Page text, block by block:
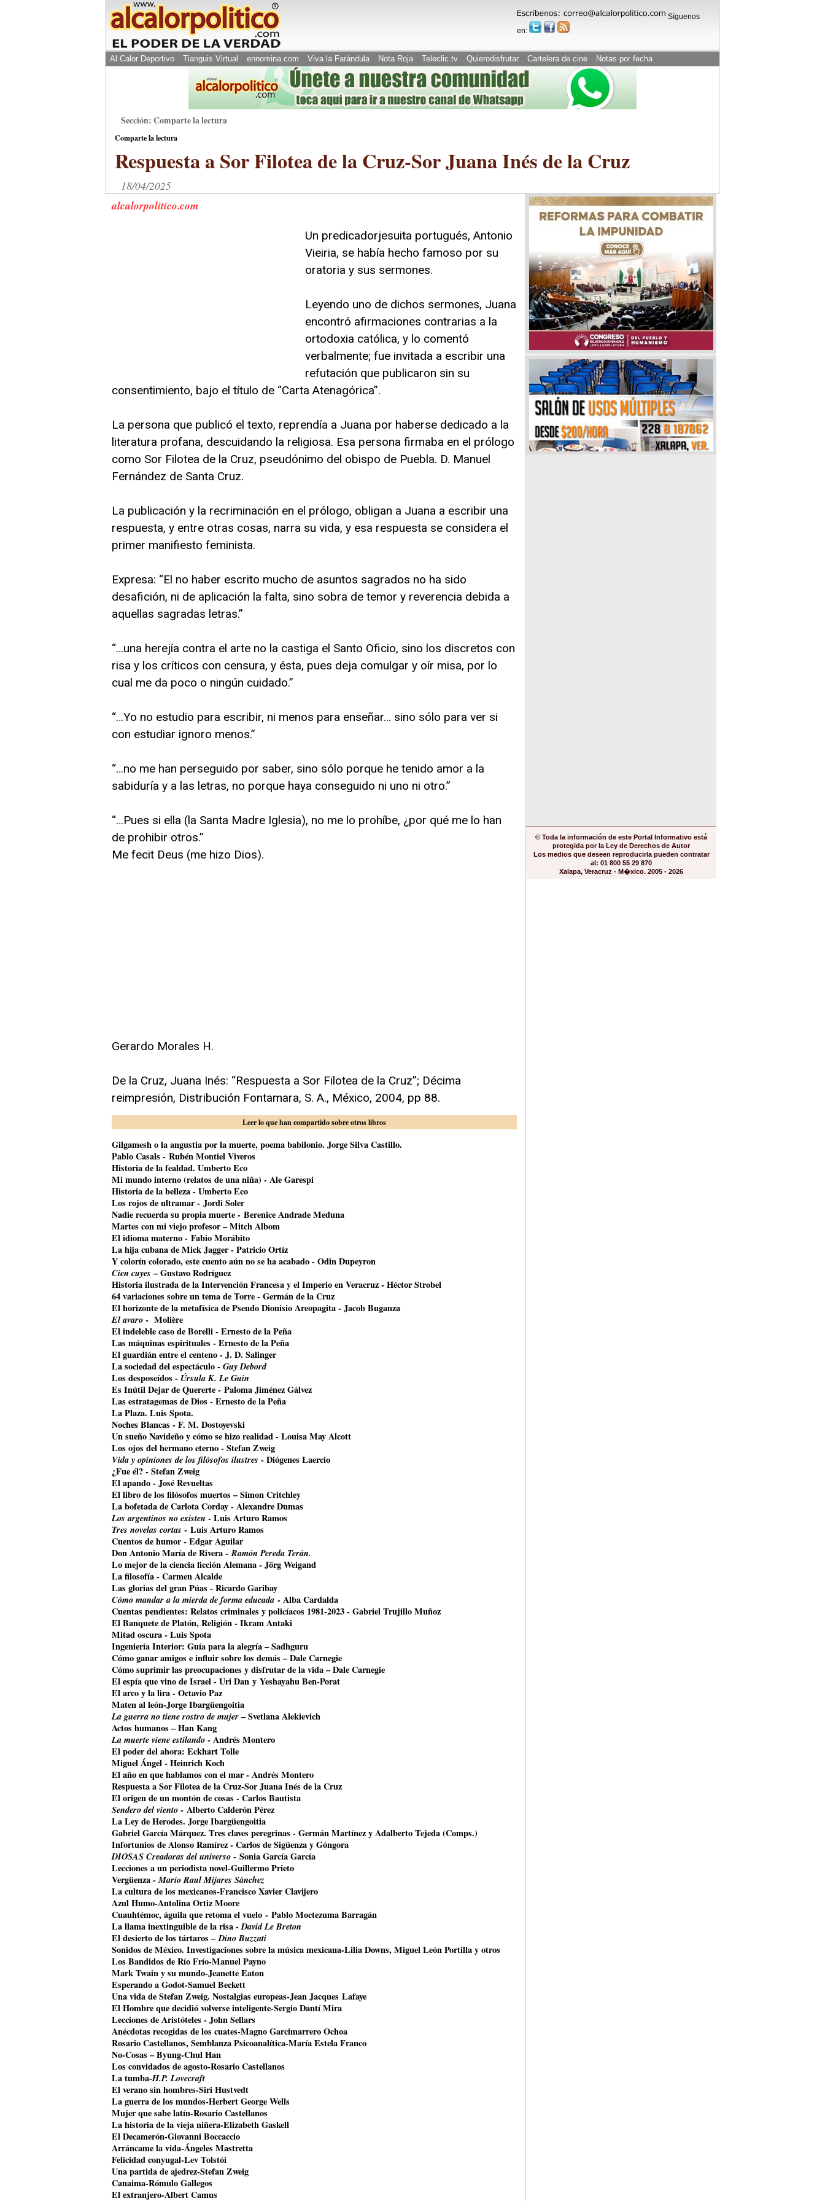
Síguenos
en:
Al Calor Deportivo Tianguis Virtual ennomina.com Viva la Farándula Nota Roja Teleclic.tv Quierodisfrutar Cartelera de cine Notas por fecha
Sección: Comparte la lectura
Comparte la lectura
Respuesta a Sor Filotea de la Cruz-Sor Juana Inés de la Cruz
18/04/2025
alcalorpolitico.com
Un predicadorjesuita portugués, Antonio
Vieiria, se había hecho famoso por su
oratoria y sus sermones.
Leyendo uno de dichos sermones, Juana
encontró afirmaciones contrarias a la
ortodoxia católica, y lo comentó
verbalmente; fue invitada a escribir una
refutación que publicaron sin su
consentimiento, bajo el título de “Carta Atenagórica”.
La persona que publicó el texto, reprendía a Juana por haberse dedicado a la
literatura profana, descuidando la religiosa. Esa persona firmaba en el prólogo
como Sor Filotea de la Cruz, pseudónimo del obispo de Puebla. D. Manuel
Fernández de Santa Cruz.
La publicación y la recriminación en el prólogo, obligan a Juana a escribir una
respuesta, y entre otras cosas, narra su vida, y esa respuesta se considera el
primer manifiesto feminista.
Expresa: “El no haber escrito mucho de asuntos sagrados no ha sido
desafición, ni de aplicación la falta, sino sobra de temor y reverencia debida a
aquellas sagradas letras.”
“…una herejía contra el arte no la castiga el Santo Oficio, sino los discretos con
risa y los críticos con censura, y ésta, pues deja comulgar y oír misa, por lo
cual me da poco o ningún cuidado.”
“…Yo no estudio para escribir, ni menos para enseñar… sino sólo para ver si
con estudiar ignoro menos.”
“…no me han perseguido por saber, sino sólo porque he tenido amor a la
sabiduría y a las letras, no porque haya conseguido ni uno ni otro.”
“…Pues si ella (la Santa Madre Iglesia), no me lo prohíbe, ¿por qué me lo han
de prohibir otros.”
Me fecit Deus (me hizo Dios).
Gerardo Morales H.
De la Cruz, Juana Inés: “Respuesta a Sor Filotea de la Cruz”; Décima
reimpresión, Distribución Fontamara, S. A., México, 2004, pp 88.
Leer lo que han compartido sobre otros libros
Gilgamesh o la angustia por la muerte, poema babilonio. Jorge Silva Castillo.
Pablo Casals - Rubén Montiel Viveros
Historia de la fealdad. Umberto Eco
Mi mundo interno (relatos de una niña) - Ale Garespi
Historia de la belleza - Umberto Eco
Los rojos de ultramar - Jordi Soler
Nadie recuerda su propia muerte - Berenice Andrade Meduna
Martes con mi viejo profesor – Mitch Albom
El idioma materno - Fabio Morábito
La hija cubana de Mick Jagger- Patricio Ortíz
Y colorín colorado, este cuento aún no se ha acabado - Odin Dupeyron
Cien cuyes – Gustavo Rodríguez
Historia ilustrada de la Intervención Francesa y el Imperio en Veracruz - Héctor Strobel
64 variaciones sobre un tema de Torre - Germán de la Cruz
El horizonte de la metafísica de Pseudo Dionisio Areopagita - Jacob Buganza
El avaro- Molière
El indeleble caso de Borelli - Ernesto de la Peña
Las máquinas espirituales - Ernesto de la Peña
El guardián entre el centeno - J. D. Salinger
La sociedad del espectáculo -Guy Debord
Los desposeídos - Úrsula K. Le Guin
Es Inútil Dejar de Quererte - Paloma Jiménez Gálvez
Las estratagemas de Dios - Ernesto de la Peña
La Plaza. Luis Spota.
Noches Blancas - F. M. Dostoyevski
Un sueño Navideño y cómo se hizo realidad - Louisa May Alcott
Los ojos del hermano eterno - Stefan Zweig
Vida y opiniones de los filósofos ilustres - Diógenes Laercio
¿Fue él? - Stefan Zweig
El apando - José Revueltas
El libro de los filósofos muertos – Simon Critchley
La bofetada de Carlota Corday - Alexandre Dumas
Los argentinos no existen - Luis Arturo Ramos
Tres novelas cortas - Luis Arturo Ramos
Cuentos de humor - Edgar Aguilar
Don Antonio María de Rivera -Ramón Pereda Terán.
Lo mejor de la ciencia ficción Alemana - Jörg Weigand
La filosofía - Carmen Alcalde
Las glorias del gran Púas - Ricardo Garibay
Cómo mandar a la mierda de forma educada - Alba Cardalda
Cuentas pendientes: Relatos criminales y policíacos 1981-2023 - Gabriel Trujillo Muñoz
El Banquete de Platón, Religión - Ikram Antaki
Mitad oscura - Luis Spota
Ingeniería Interior: Guía para la alegría – Sadhguru
Cómo ganar amigos e influir sobre los demás – Dale Carnegie
Cómo suprimir las preocupaciones y disfrutar de la vida – Dale Carnegie
El espía que vino de Israel - Uri Dan y Yeshayahu Ben-Porat
El arco y la lira - Octavio Paz
Maten al león-Jorge Ibargüengoitia
La guerra no tiene rostro de mujer– Svetlana Alekievich
Actos humanos – Han Kang
La muerte viene estilando- Andrés Montero
El poder del ahora: Eckhart Tolle
Miguel Ángel - Heinrich Koch
El año en que hablamos con el mar - Andrés Montero
Respuesta a Sor Filotea de la Cruz-Sor Juana Inés de la Cruz
El origen de un montón de cosas - Carlos Bautista
Sendero del viento- Alberto Calderón Pérez
La Ley de Herodes. Jorge Ibargüengoitia
Gabriel García Márquez. Tres claves peregrinas - Germán Martínez y Adalberto Tejeda (Comps.)
Infortunios de Alonso Ramírez - Carlos de Sigüenza y Góngora
DIOSAS Creadoras del universo- Sonia García García
Lecciones a un periodista novel-Guillermo Prieto
Vergüenza -Mario Raul Mijares Sánchez
La cultura de los mexicanos-Francisco Xavier Clavijero
Azul Humo-Antolina Ortiz Moore
Cuauhtémoc, águila que retoma el vuelo - Pablo Moctezuma Barragán
La llama inextinguible de la risa -David Le Breton
El desierto de los tártaros –Dino Buzzati
Sonidos de México. Investigaciones sobre la música mexicana-Lilia Downs, Miguel León Portilla y otros
Los Bandidos de Río Frío-Manuel Payno
Mark Twain y su mundo-Jeanette Eaton
Esperando a Godot-Samuel Beckett
Una vida de Stefan Zweig. Nostalgias europeas-Jean Jacques Lafaye
El Hombre que decidió volverse inteligente-Sergio Dantí Mira
Lecciones de Aristóteles - John Sellars
Anécdotas recogidas de los cuates-Magno Garcimarrero Ochoa
Rosario Castellanos, Semblanza Psicoanalítica-María Estela Franco
No-Cosas – Byung-Chul Han
Los convidados de agosto-Rosario Castellanos
La tumba-H.P. Lovecraft
El verano sin hombres-Siri Hustvedt
La guerra de los mundos-Herbert George Wells
Mujer que sabe latín-Rosario Castellanos
La historia de la vieja niñera-Elizabeth Gaskell
El Decamerón-Giovanni Boccaccio
Arráncame la vida-Ángeles Mastretta
Felicidad conyugal-Lev Tolstói
Una partida de ajedrez-Stefan Zweig
Canaima-Rómulo Gallegos
El extranjero-Albert Camus
© Toda la información de este Portal Informativo está
protegida por la Ley de Derechos de Autor
Los medios que deseen reproducirla pueden contratar
al: 01 800 55 29 870
Xalapa, Veracruz - M�xico. 2005 - 2026